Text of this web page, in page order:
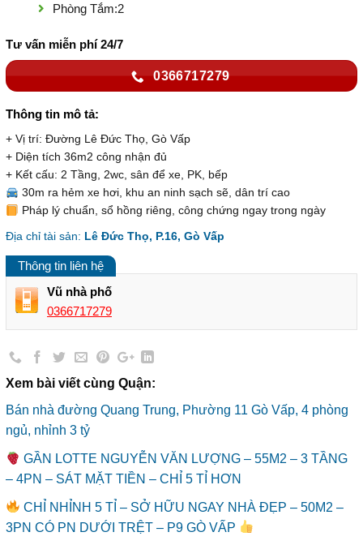
Phòng Tắm:2
Tư vấn miễn phí 24/7
0366717279
Thông tin mô tả:
+ Vị trí: Đường Lê Đức Thọ, Gò Vấp
+ Diện tích 36m2 công nhận đủ
+ Kết cấu: 2 Tầng, 2wc, sân để xe, PK, bếp
30m ra hẻm xe hơi, khu an ninh sạch sẽ, dân trí cao
Pháp lý chuẩn, sổ hồng riêng, công chứng ngay trong ngày
Địa chỉ tài sản: Lê Đức Thọ, P.16, Gò Vấp
Thông tin liên hệ
Vũ nhà phố
0366717279
Xem bài viết cùng Quận:
Bán nhà đường Quang Trung, Phường 11 Gò Vấp, 4 phòng
ngủ, nhỉnh 3 tỷ
GẦN LOTTE NGUYỄN VĂN LƯỢNG – 55M2 – 3 TẦNG
– 4PN – SÁT MẶT TIỀN – CHỈ 5 TỈ HƠN
CHỈ NHỈNH 5 TỈ – SỞ HỮU NGAY NHÀ ĐẸP – 50M2 –
3PN CÓ PN DƯỚI TRỆT – P9 GÒ VẤP